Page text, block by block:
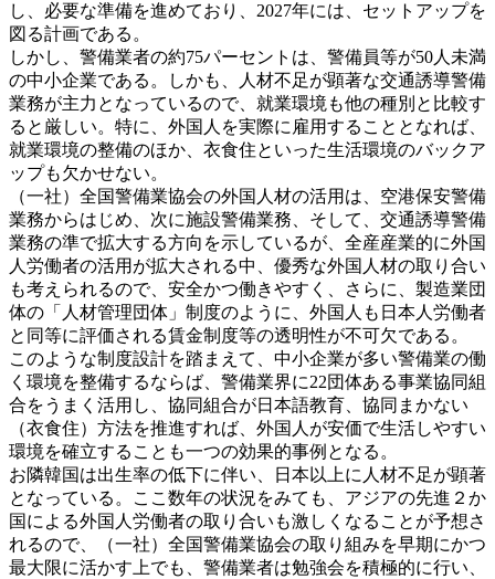
し、必要な準備を進めており、2027年には、セットアップを
図る計画である。
しかし、警備業者の約75パーセントは、警備員等が50人未満
の中小企業である。しかも、人材不足が顕著な交通誘導警備
業務が主力となっているので、就業環境も他の種別と比較す
ると厳しい。特に、外国人を実際に雇用することとなれば、
就業環境の整備のほか、衣食住といった生活環境のバックア
ップも欠かせない。
（一社）全国警備業協会の外国人材の活用は、空港保安警備
業務からはじめ、次に施設警備業務、そして、交通誘導警備
業務の準で拡大する方向を示しているが、全産産業的に外国
人労働者の活用が拡大される中、優秀な外国人材の取り合い
も考えられるので、安全かつ働きやすく、さらに、製造業団
体の「人材管理団体」制度のように、外国人も日本人労働者
と同等に評価される賃金制度等の透明性が不可欠である。
このような制度設計を踏まえて、中小企業が多い警備業の働
く環境を整備するならば、警備業界に22団体ある事業協同組
合をうまく活用し、協同組合が日本語教育、協同まかない
（衣食住）方法を推進すれば、外国人が安価で生活しやすい
環境を確立することも一つの効果的事例となる。
お隣韓国は出生率の低下に伴い、日本以上に人材不足が顕著
となっている。ここ数年の状況をみても、アジアの先進２か
国による外国人労働者の取り合いも激しくなることが予想さ
れるので、（一社）全国警備業協会の取り組みを早期にかつ
最大限に活かす上でも、警備業者は勉強会を積極的に行い、